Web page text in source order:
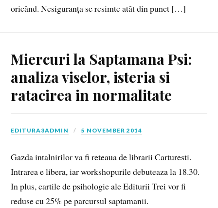
oricând. Nesiguranța se resimte atât din punct […]
Miercuri la Saptamana Psi:
analiza viselor, isteria si
ratacirea in normalitate
EDITURA3ADMIN 5 NOVEMBER 2014
Gazda intalnirilor va fi reteaua de librarii Carturesti.
Intrarea e libera, iar workshopurile debuteaza la 18.30.
In plus, cartile de psihologie ale Editurii Trei vor fi
reduse cu 25% pe parcursul saptamanii.